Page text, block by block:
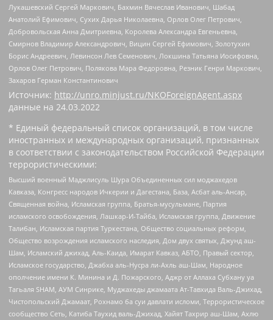
Лукашевский Сергей Маркович, Бахмин Вячеслав Иванович, Шабад
Анатолий Ефимович, Сухих Дарья Николаевна, Орлов Олег Петрович,
Добровольская Анна Дмитриевна, Королева Александра Евгеньевна,
Смирнов Владимир Александрович, Вицин Сергей Ефимович, Золотухин
Борис Андреевич, Левинсон Лев Семенович, Локшина Татьяна Иосифовна,
Орлов Олег Петрович, Полякова Мара Федоровна, Резник Генри Маркович,
Захаров Герман Константинович
Источник: http://unro.minjust.ru/NKOForeignAgent.aspx
данные на 24.03.2022
* Единый федеральный список организаций, в том числе
иностранных и международных организаций, признанных
в соответствии с законодательством Российской Федерации
террористическими:
Высший военный Маджлисуль Шура Объединенных сил моджахедов
Кавказа, Конгресс народов Ичкерии и Дагестана, База, Асбат аль-Ансар,
Священная война, Исламская группа, Братья-мусульмане, Партия
исламского освобождения, Лашкар-И-Тайба, Исламская группа, Движение
Талибан, Исламская партия Туркестана, Общество социальных реформ,
Общество возрождения исламского наследия, Дом двух святых, Джунд аш-
Шам, Исламский джихад, Аль-Каида, Имарат Кавказ, АБТО, Правый сектор,
Исламское государство, Джабха аль-Нусра ли-Ахль аш-Шам, Народное
ополчение имени К. Минина и Д. Пожарского, Аджр от Аллаха Субхану уа
Тагьаля SHAM, АУМ Синрике, Муджахеды джамаата Ат-Тавхида Валь-Джихад,
Чистопольский Джамаат, Рохнамо ба суи давлати исломи, Террористическое
сообщество Сеть, Катиба Таухид валь-Джихад, Хайят Тахрир аш-Шам, Ахлю